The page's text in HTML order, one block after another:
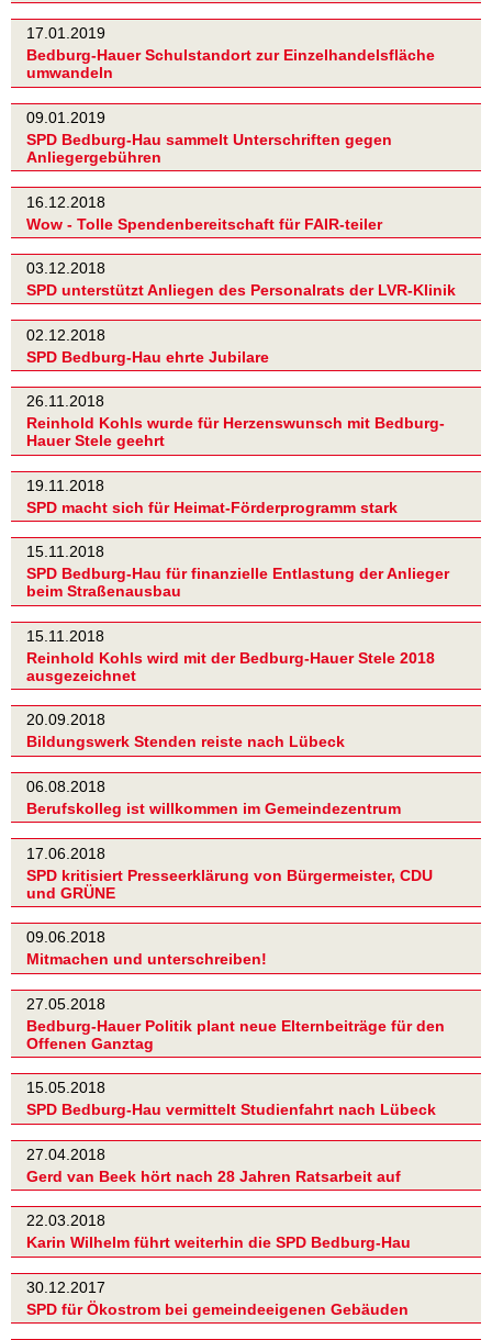
17.01.2019
Bedburg-Hauer Schulstandort zur Einzelhandelsfläche
umwandeln
09.01.2019
SPD Bedburg-Hau sammelt Unterschriften gegen
Anliegergebühren
16.12.2018
Wow - Tolle Spendenbereitschaft für FAIR-teiler
03.12.2018
SPD unterstützt Anliegen des Personalrats der LVR-Klinik
02.12.2018
SPD Bedburg-Hau ehrte Jubilare
26.11.2018
Reinhold Kohls wurde für Herzenswunsch mit Bedburg-
Hauer Stele geehrt
19.11.2018
SPD macht sich für Heimat-Förderprogramm stark
15.11.2018
SPD Bedburg-Hau für finanzielle Entlastung der Anlieger
beim Straßenausbau
15.11.2018
Reinhold Kohls wird mit der Bedburg-Hauer Stele 2018
ausgezeichnet
20.09.2018
Bildungswerk Stenden reiste nach Lübeck
06.08.2018
Berufskolleg ist willkommen im Gemeindezentrum
17.06.2018
SPD kritisiert Presseerklärung von Bürgermeister, CDU
und GRÜNE
09.06.2018
Mitmachen und unterschreiben!
27.05.2018
Bedburg-Hauer Politik plant neue Elternbeiträge für den
Offenen Ganztag
15.05.2018
SPD Bedburg-Hau vermittelt Studienfahrt nach Lübeck
27.04.2018
Gerd van Beek hört nach 28 Jahren Ratsarbeit auf
22.03.2018
Karin Wilhelm führt weiterhin die SPD Bedburg-Hau
30.12.2017
SPD für Ökostrom bei gemeindeeigenen Gebäuden